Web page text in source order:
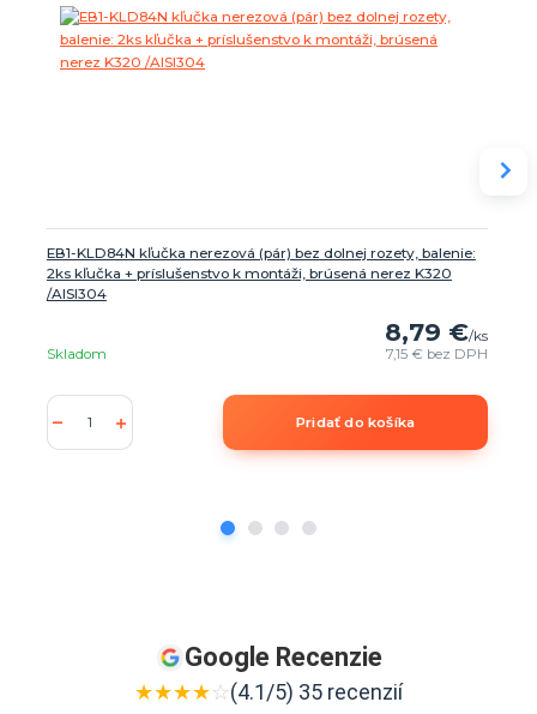
EB1-KLD84N kľučka nerezová (pár) bez dolnej rozety, balenie:
2ks kľučka + príslušenstvo k montáži, brúsená nerez K320
/AISI304
8,79 €/ks
7,15 € bez DPH
Skladom
Pridať do košíka
Google Recenzie
★★★★☆(4.1/5) 35 recenzií